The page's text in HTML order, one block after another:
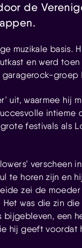
de
muzikale basis.
en werd
groep
uit, waarmee hij
intieme
festivals als
verscheen
te horen zijn en
zei de
was die zin
een
hij geeft voordat